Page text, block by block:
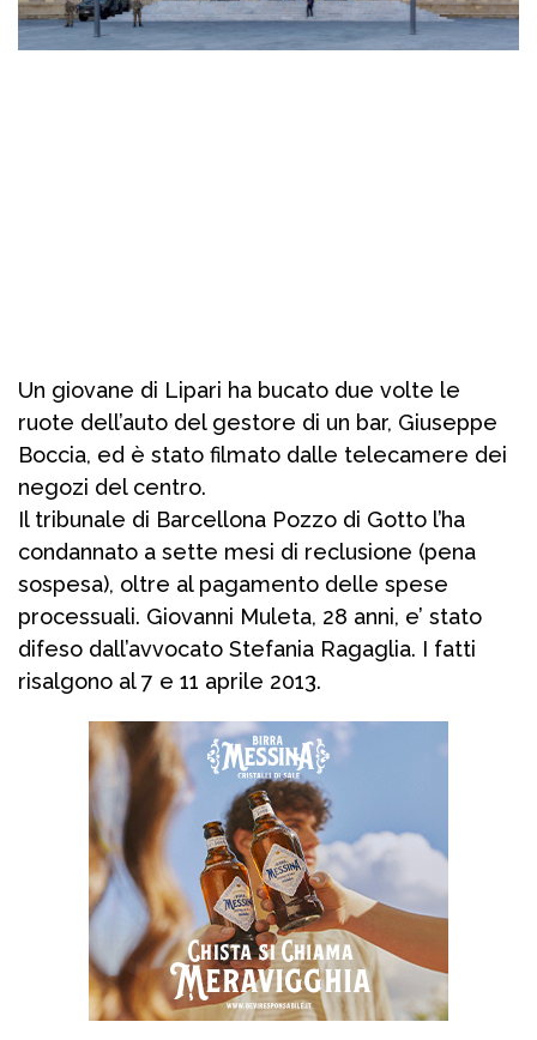
Un giovane di Lipari ha bucato due volte le
ruote dell’auto del gestore di un bar, Giuseppe
Boccia, ed è stato filmato dalle telecamere dei
negozi del centro.
Il tribunale di Barcellona Pozzo di Gotto l’ha
condannato a sette mesi di reclusione (pena
sospesa), oltre al pagamento delle spese
processuali. Giovanni Muleta, 28 anni, e’ stato
difeso dall’avvocato Stefania Ragaglia. I fatti
risalgono al 7 e 11 aprile 2013.